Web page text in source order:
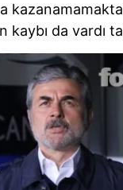
da vardı